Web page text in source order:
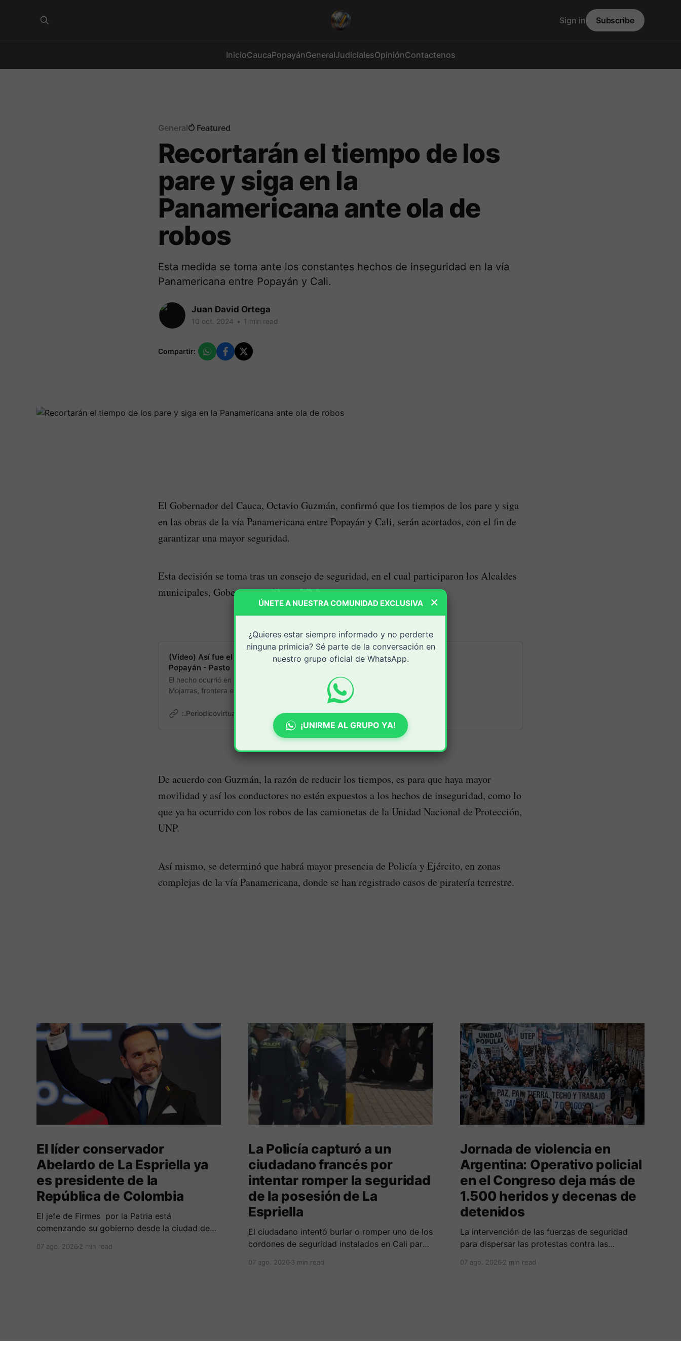
InicioCaucaPopayánGeneralJudicialesOpiniónContactenos
Sign in Subscribe
General Featured
Recortarán el tiempo de los
pare y siga en la
Panamericana ante ola de
robos
Esta medida se toma ante los constantes hechos de inseguridad en la vía
Panamericana entre Popayán y Cali.
Juan David Ortega
10 oct. 2024 • 1 min read
Compartir:
El Gobernador del Cauca, Octavio Guzmán, confirmó que los tiempos de los pare y siga
en las obras de la vía Panamericana entre Popayán y Cali, serán acortados, con el fin de
garantizar una mayor seguridad.
Esta decisión se toma tras un consejo de seguridad, en el cual participaron los Alcaldes
municipales, Gobernador y Fuerza Pública.
(Vídeo) Así fue el robo masivo dentro de un bus en la vía
Popayán - Pasto
El hecho ocurrió en la vía Panamericana entre Remolinos y
Mojarras, frontera entre el Cauca y Nariño.
:.Periodicovirtual.com.: • 1 min read
De acuerdo con Guzmán, la razón de reducir los tiempos, es para que haya mayor
movilidad y así los conductores no estén expuestos a los hechos de inseguridad, como lo
que ya ha ocurrido con los robos de las camionetas de la Unidad Nacional de Protección,
UNP.
Así mismo, se determinó que habrá mayor presencia de Policía y Ejército, en zonas
complejas de la vía Panamericana, donde se han registrado casos de piratería terrestre.
El líder conservador
Abelardo de La Espriella ya
es presidente de la
República de Colombia
El jefe de Firmes por la Patria está
comenzando su gobierno desde la ciudad de
de varios símbolos de gobiernos
07 ago. 2026 2 min read
La Policía capturó a un
ciudadano francés por
intentar romper la seguridad
de la posesión de La
Espriella
El ciudadano intentó burlar o romper uno de los
cordones de seguridad instalados en Cali para
de La Espriella.
07 ago. 20263 min read
Jornada de violencia en
Argentina: Operativo policial
en el Congreso deja más de
1.500 heridos y decenas de
detenidos
La intervención de las fuerzas de seguridad
para dispersar las protestas contra las
enfrentamientos y el uso masivo de elementos
07 ago. 20262 min read
×
ÚNETE A NUESTRA COMUNIDAD EXCLUSIVA
¿Quieres estar siempre informado y no perderte
ninguna primicia? Sé parte de la conversación en
nuestro grupo oficial de WhatsApp.
¡UNIRME AL GRUPO YA!